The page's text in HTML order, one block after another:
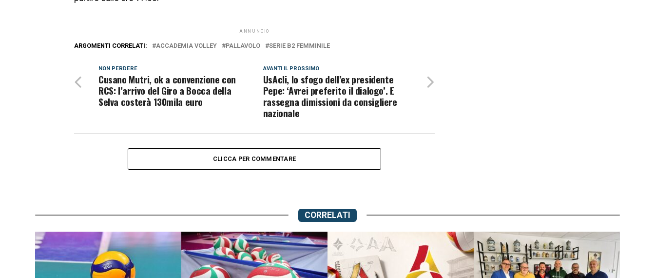
ANNUNCIO
ARGOMENTI CORRELATI: ACCADEMIA VOLLEY PALLAVOLO SERIE B2 FEMMINILE
AVANTI IL ​​PROSSIMO
UsAcli, lo sfogo dell’ex presidente
Pepe: ‘Avrei preferito il dialogo’. E
rassegna dimissioni da consigliere
nazionale
NON PERDERE
Cusano Mutri, ok a convenzione con
RCS: l’arrivo del Giro a Bocca della
Selva costerà 130mila euro
CLICCA PER COMMENTARE
CORRELATI